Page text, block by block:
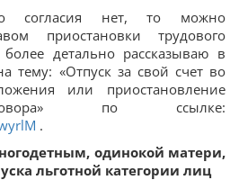
согласия нет, то можно
приостановки трудового
детально рассказываю в
тему: «Отпуск за свой счет во
или приостановление
по ссылке:
.
одинокой матери,
льготной категории лиц